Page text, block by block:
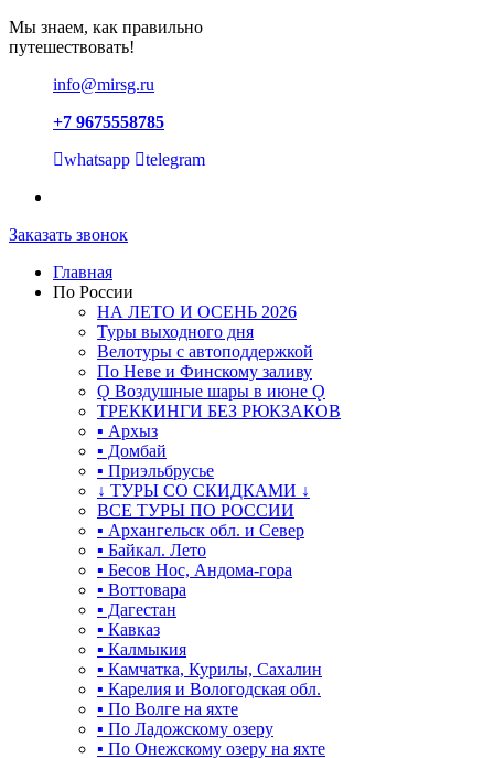
Мы знаем, как правильно
путешествовать!
info@mirsg.ru
+7 9675558785
whatsapp
telegram
Заказать звонок
Главная
По России
НА ЛЕТО И ОСЕНЬ 2026
Туры выходного дня
Велотуры с автоподдержкой
По Неве и Финскому заливу
Ǫ Воздушные шары в июне Ǫ
ТРЕККИНГИ БЕЗ РЮКЗАКОВ
▪ Архыз
▪ Домбай
▪ Приэльбрусье
↓ ТУРЫ СО СКИДКАМИ ↓
ВСЕ ТУРЫ ПО РОССИИ
▪ Архангельск обл. и Север
▪ Байкал. Лето
▪ Бесов Нос, Андома-гора
▪ Воттовара
▪ Дагестан
▪ Кавказ
▪ Калмыкия
▪ Камчатка, Курилы, Сахалин
▪ Карелия и Вологодская обл.
▪ По Волге на яхте
▪ По Ладожскому озеру
▪ По Онежскому озеру на яхте